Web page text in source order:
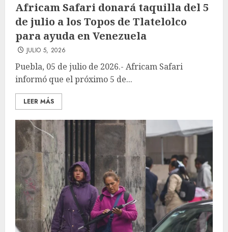
Africam Safari donará taquilla del 5
de julio a los Topos de Tlatelolco
para ayuda en Venezuela
JULIO 5, 2026
Puebla, 05 de julio de 2026.- Africam Safari
informó que el próximo 5 de...
LEER MÁS